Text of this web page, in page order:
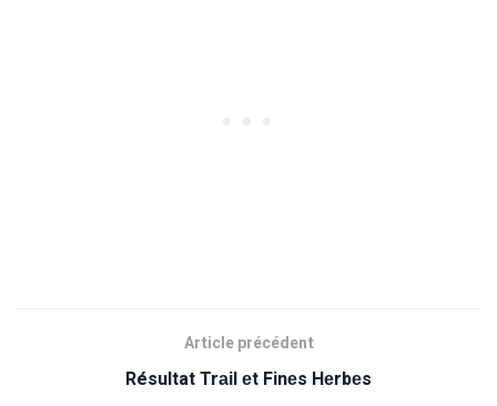
Article précédent
Résultat Trаіl еt Fіnеs Hеrbеs